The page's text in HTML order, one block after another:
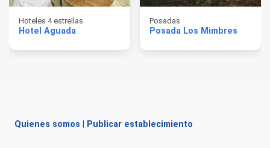
Hoteles 4 estrellas
Hotel Aguada
Posadas
Posada Los Mimbres
Quienes somos Publicar establecimiento